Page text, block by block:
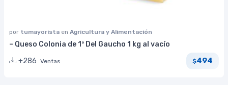
por tumayorista en Agricultura y Alimentación
– Queso Colonia de 1ª Del Gaucho 1 kg al vacío
+286 Ventas $494